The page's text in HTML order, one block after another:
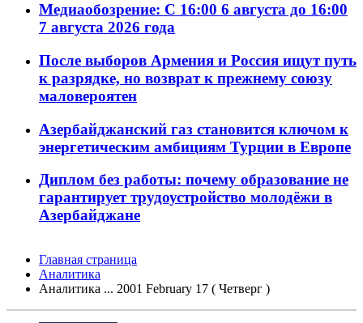
Медиаобозрение: С 16:00 6 августа до 16:00
7 августа 2026 года
После выборов Армения и Россия ищут путь
к разрядке, но возврат к прежнему союзу
маловероятен
Азербайджанский газ становится ключом к
энергетическим амбициям Турции в Европе
Диплом без работы: почему образование не
гарантирует трудоустройство молодёжи в
Азербайджане
Главная страница
Аналитика
Аналитика ... 2001 February 17 ( Четверг )